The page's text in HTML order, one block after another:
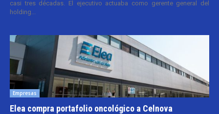
casi tres décadas. El ejecutivo actuaba como gerente general del
holding...
Empresas
Elea compra portafolio oncológico a Celnova